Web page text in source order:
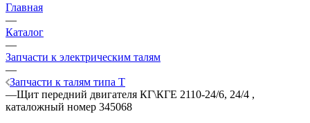
Главная
—
Каталог
—
Запчасти к электрическим талям
—
Запчасти к талям типа Т
—Щит передний двигателя КГ\КГЕ 2110-24/6, 24/4 ,
каталожный номер 345068